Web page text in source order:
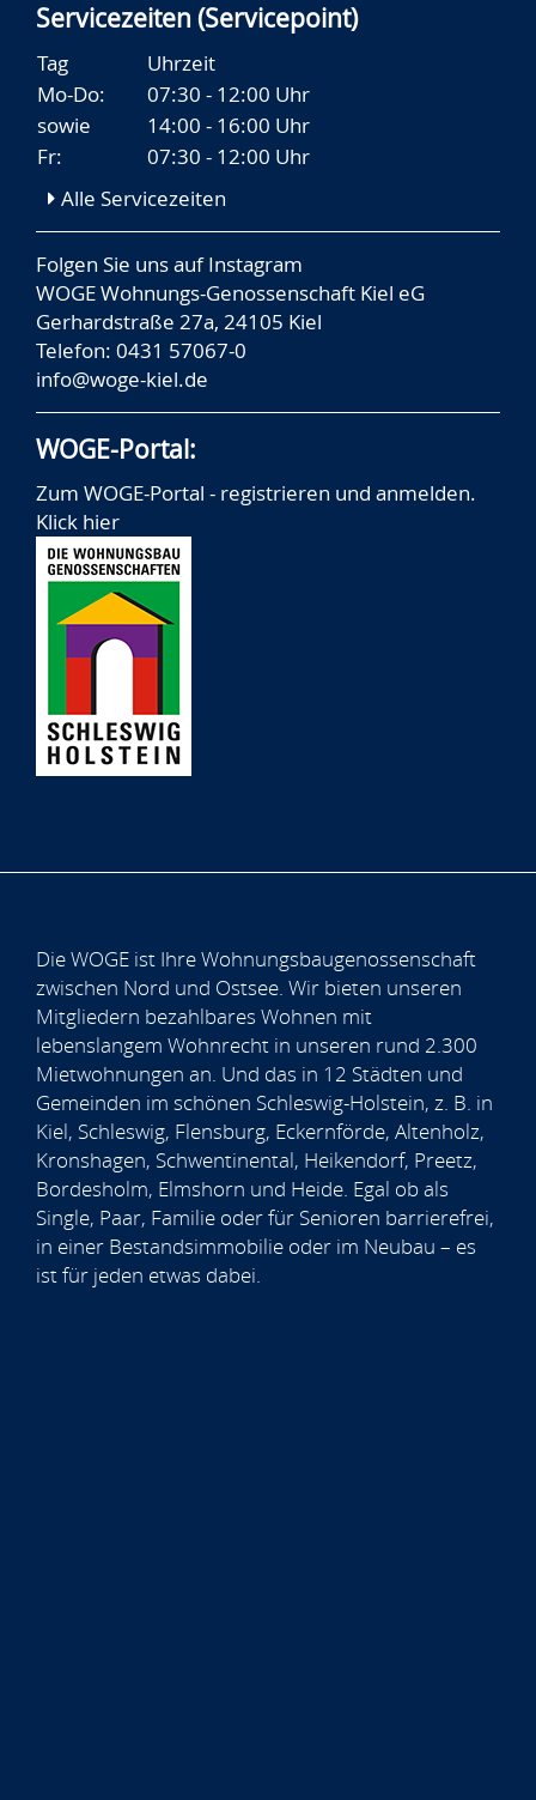
Servicezeiten (Servicepoint)
Tag
Uhrzeit
Mo-Do:
07:30 - 12:00 Uhr
sowie
14:00 - 16:00 Uhr
Fr:
07:30 - 12:00 Uhr
Alle Servicezeiten
Folgen Sie uns aufInstagram
WOGE Wohnungs-Genossenschaft Kiel eG
Gerhardstraße 27a, 24105 Kiel
Telefon: 0431 57067-0
info@woge-kiel.de
WOGE-Portal:
Zum WOGE-Portal - registrieren und anmelden.
Klick hier
Die WOGE ist Ihre Wohnungsbaugenossenschaft
zwischen Nord und Ostsee. Wir bieten unseren
Mitgliedern bezahlbares Wohnen mit
lebenslangem Wohnrecht in unseren rund 2.300
Mietwohnungen an. Und das in 12 Städten und
Gemeinden im schönen Schleswig-Holstein, z. B. in
Kiel, Schleswig, Flensburg, Eckernförde, Altenholz,
Kronshagen, Schwentinental, Heikendorf, Preetz,
Bordesholm, Elmshorn und Heide. Egal ob als
Single, Paar, Familie oder für Senioren barrierefrei,
in einer Bestandsimmobilie oder im Neubau – es
ist für jeden etwas dabei.